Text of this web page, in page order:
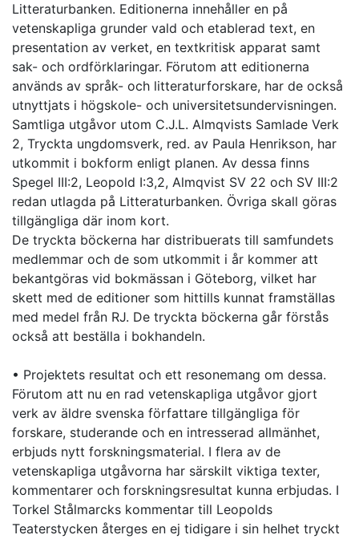
Litteraturbanken. Editionerna innehåller en på
vetenskapliga grunder vald och etablerad text, en
presentation av verket, en textkritisk apparat samt
sak- och ordförklaringar. Förutom att editionerna
används av språk- och litteraturforskare, har de också
utnyttjats i högskole- och universitetsundervisningen.
Samtliga utgåvor utom C.J.L. Almqvists Samlade Verk
2, Tryckta ungdomsverk, red. av Paula Henrikson, har
utkommit i bokform enligt planen. Av dessa finns
Spegel III:2, Leopold I:3,2, Almqvist SV 22 och SV III:2
redan utlagda på Litteraturbanken. Övriga skall göras
tillgängliga där inom kort.
De tryckta böckerna har distribuerats till samfundets
medlemmar och de som utkommit i år kommer att
bekantgöras vid bokmässan i Göteborg, vilket har
skett med de editioner som hittills kunnat framställas
med medel från RJ. De tryckta böckerna går förstås
också att beställa i bokhandeln.
• Projektets resultat och ett resonemang om dessa.
Förutom att nu en rad vetenskapliga utgåvor gjort
verk av äldre svenska författare tillgängliga för
forskare, studerande och en intresserad allmänhet,
erbjuds nytt forskningsmaterial. I flera av de
vetenskapliga utgåvorna har särskilt viktiga texter,
kommentarer och forskningsresultat kunna erbjudas. I
Torkel Stålmarcks kommentar till Leopolds
Teaterstycken återges en ej tidigare i sin helhet tryckt